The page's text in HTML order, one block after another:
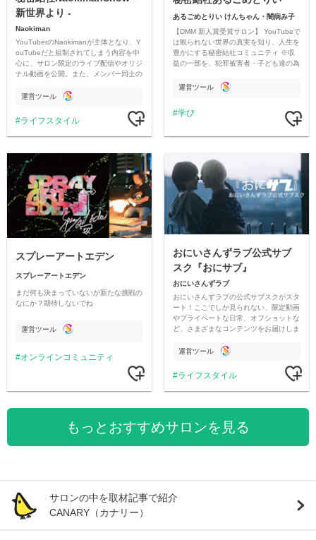
新世界より -
Naokiman
YouTuberのNaokimanが主体となり、Y
ouTubeだと規制されてしまう内容を中
心に、サロン限定のライブ配信やオリジ
ナル動画を公開。また、メンバー同士の
ただいています。
運営ツール
ライフスタイル
あるごめとりい けんちゃん・闇病み子
【DMM 新人賞受賞サロン】 YouTubeで
は観られない世界の真実を知り、人生を
豊かにする秘密結社コミュニティ ※収
益の一部を、犯罪被害者・子ども達の為
す運営ツール
学び
スプレーアートエデン
スプレーアートエデン
まだ何も決まっていないが新たな挑戦の
なにか？期待しないでね
運営ツール
オンラインコミュニティ
おにいさんずラブ公式サブ
スク『おにサブ』
おにいさんずラブ
おにいさんずラブの公式サブスクがスタ
ート！ここでしか見られない、限定動画
やプライベートな日常、オフショットな
ど、さまざまなコンテンツをお届けしま
運営ツール
ライフスタイル
もっとおすすめサロンを見る
サロンの中を取材記事で紹介
CANARY（カナリー）